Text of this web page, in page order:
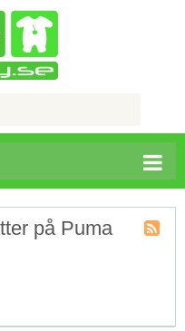
på Puma